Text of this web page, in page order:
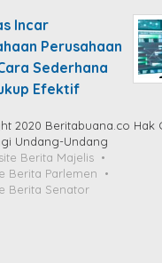
Incar
Perusahaan
Sederhana
Efektif
2020 Beritabuana.co Hak
Undang-Undang
Berita Majelis
Berita Parlemen
Berita Senator